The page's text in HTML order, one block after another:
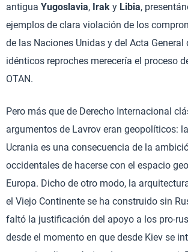
antigua Yugoslavia, Irak y Libia,
ejemplos de clara violación de los
de las Naciones Unidas y del Acta General
idénticos reproches merecería el proceso
OTAN.
Pero más que de Derecho Internacional
argumentos de Lavrov eran geopolíticos:
Ucrania es una consecuencia de la
occidentales de hacerse con el espacio
Europa. Dicho de otro modo, la
el Viejo Continente se ha construido sin
faltó la justificación del apoyo a los pro-
desde el momento en que desde Kiev se